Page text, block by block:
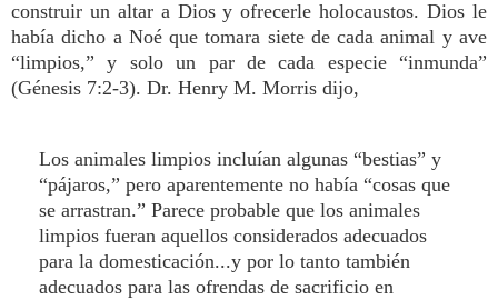
construir un altar a Dios y ofrecerle holocaustos. Dios le
había dicho a Noé que tomara siete de cada animal y ave
“limpios,” y solo un par de cada especie “inmunda”
(Génesis 7:2-3). Dr. Henry M. Morris dijo,
Los animales limpios incluían algunas “bestias” y
“pájaros,” pero aparentemente no había “cosas que
se arrastran.” Parece probable que los animales
limpios fueran aquellos considerados adecuados
para la domesticación...y por lo tanto también
adecuados para las ofrendas de sacrificio en